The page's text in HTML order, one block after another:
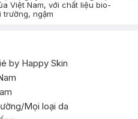
Việt Nam, với chất liệu bio-
trường, ngậm
by Happy Skin
Mọi loại da